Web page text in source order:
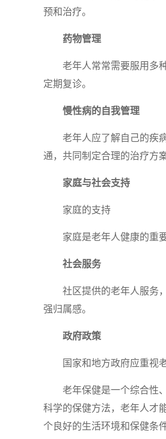
预和治疗。
药物管理
老年人常常需要服用多
定期复诊。
慢性病的自我管理
老年人应了解自己的疾
通，共同制定合理的治疗方案
家庭与社会支持
家庭的支持
家庭是老年人健康的重
社会服务
社区提供的老年人服务
强归属感。
政府政策
国家和地方政府应重视
老年保健是一个综合性
科学的保健方法，老年人才
个良好的生活环境和保健条